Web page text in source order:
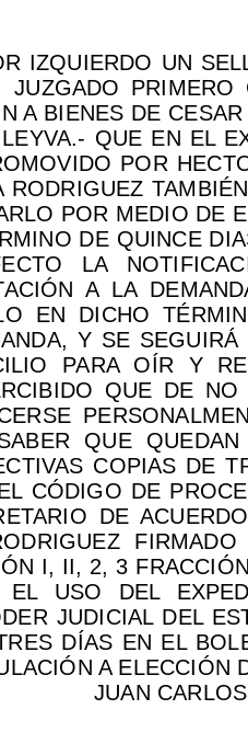
IZQUIERDO UN
JUZGADO PRIMERO
A BIENES DE
QUE EN EL
POR
RODRIGUEZ
POR MEDIO DE
DE QUINCE
LA
A LA
EN DICHO
Y SE
PARA OÍR Y
QUE DE
QUE
COPIAS DE
CÓDIGO DE
DE
I, II, 2, 3
EL USO DEL
JUDICIAL DEL
DÍAS EN EL
A ELECCIÓN
JUAN